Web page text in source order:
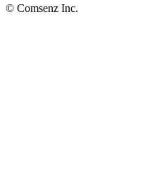
© Comsenz Inc.